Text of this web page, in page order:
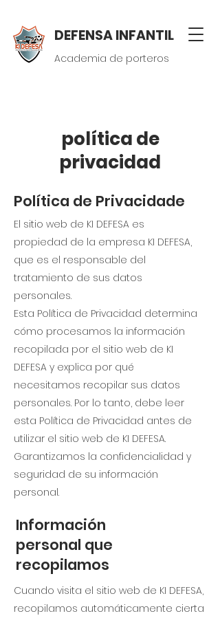
DEFENSA INFANTIL
Academia de porteros
política de
privacidad
Política de Privacidade
El sitio web de KI DEFESA es
propiedad de la empresa KI DEFESA,
que es el responsable del
tratamiento de sus datos
personales.
Esta Política de Privacidad determina
cómo procesamos la información
recopilada por el sitio web de KI
DEFESA y explica por qué
necesitamos recopilar sus datos
personales. Por lo tanto, debe leer
esta Política de Privacidad antes de
utilizar el sitio web de KI DEFESA.
Garantizamos la confidencialidad y
seguridad de su información
personal.
Información
personal que
recopilamos
Cuando visita el sitio web de KI DEFESA,
recopilamos automáticamente cierta